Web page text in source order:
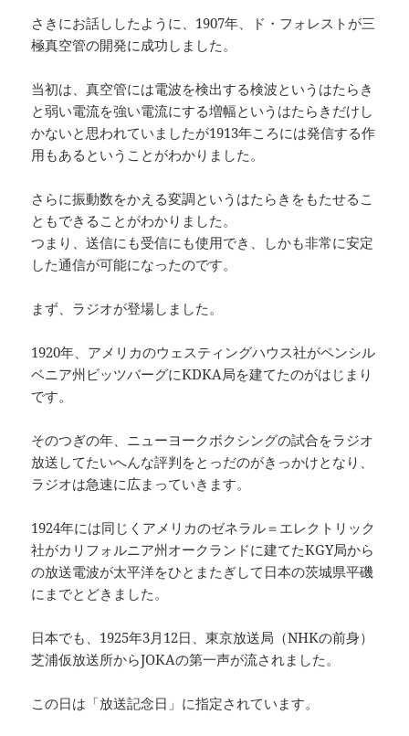
さきにお話ししたように、1907年、ド・フォレストが三
極真空管の開発に成功しました。
当初は、真空管には電波を検出する検波というはたらき
と弱い電流を強い電流にする増幅というはたらきだけし
かないと思われていましたが1913年ころには発信する作
用もあるということがわかりました。
さらに振動数をかえる変調というはたらきをもたせるこ
ともできることがわかりました。
つまり、送信にも受信にも使用でき、しかも非常に安定
した通信が可能になったのです。
まず、ラジオが登場しました。
1920年、アメリカのウェスティングハウス社がペンシル
ベニア州ビッツバーグにKDKA局を建てたのがはじまり
です。
そのつぎの年、ニューヨークボクシングの試合をラジオ
放送してたいへんな評判をとっだのがきっかけとなり、
ラジオは急速に広まっていきます。
1924年には同じくアメリカのゼネラル＝エレクトリック
社がカリフォルニア州オークランドに建てたKGY局から
の放送電波が太平洋をひとまたぎして日本の茨城県平磯
にまでとどきました。
日本でも、1925年3月12日、東京放送局（NHKの前身）
芝浦仮放送所からJOKAの第一声が流されました。
この日は「放送記念日」に指定されています。